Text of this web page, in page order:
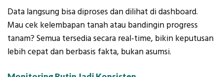
Data langsung bisa diproses dan dilihat di dashboard.
Mau cek kelembapan tanah atau bandingin progress
tanam? Semua tersedia secara real-time, bikin keputusan
lebih cepat dan berbasis fakta, bukan asumsi.